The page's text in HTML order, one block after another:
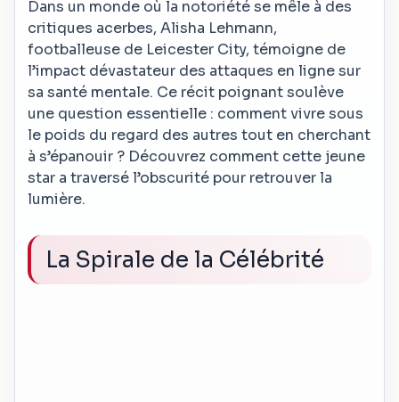
Dans un monde où la notoriété se mêle à des
critiques acerbes, Alisha Lehmann,
footballeuse de Leicester City, témoigne de
l’impact dévastateur des attaques en ligne sur
sa santé mentale. Ce récit poignant soulève
une question essentielle : comment vivre sous
le poids du regard des autres tout en cherchant
à s’épanouir ? Découvrez comment cette jeune
star a traversé l’obscurité pour retrouver la
lumière.
La Spirale de la Célébrité